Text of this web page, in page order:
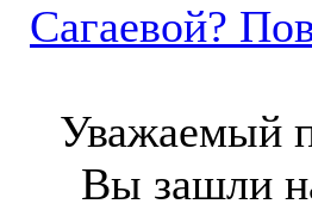
Сагаевой?
Уважаемый
Вы зашли